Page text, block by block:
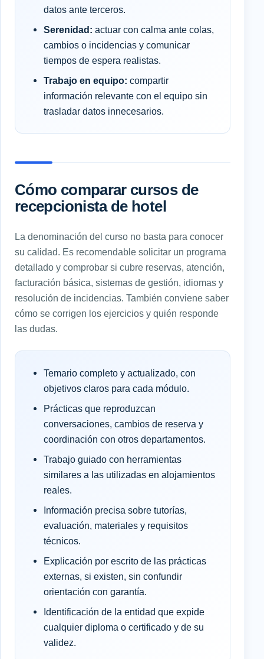
datos ante terceros.
Serenidad: actuar con calma ante colas,
cambios o incidencias y comunicar
tiempos de espera realistas.
Trabajo en equipo: compartir
información relevante con el equipo sin
trasladar datos innecesarios.
Cómo comparar cursos de
recepcionista de hotel
La denominación del curso no basta para conocer
su calidad. Es recomendable solicitar un programa
detallado y comprobar si cubre reservas, atención,
facturación básica, sistemas de gestión, idiomas y
resolución de incidencias. También conviene saber
cómo se corrigen los ejercicios y quién responde
las dudas.
Temario completo y actualizado, con
objetivos claros para cada módulo.
Prácticas que reproduzcan
conversaciones, cambios de reserva y
coordinación con otros departamentos.
Trabajo guiado con herramientas
similares a las utilizadas en alojamientos
reales.
Información precisa sobre tutorías,
evaluación, materiales y requisitos
técnicos.
Explicación por escrito de las prácticas
externas, si existen, sin confundir
orientación con garantía.
Identificación de la entidad que expide
cualquier diploma o certificado y de su
validez.